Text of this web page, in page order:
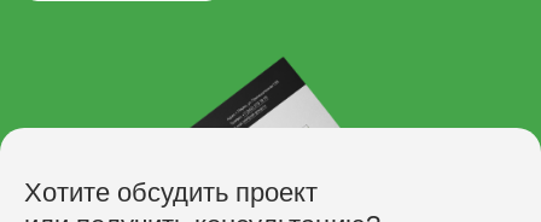
Хотите обсудить проект